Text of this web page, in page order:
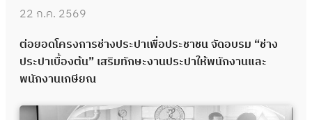
22 ก.ค. 2569
ต่อยอดโครงการช่างประปาเพื่อประชาชน จัดอบรม “ช่าง
ประปาเบื้องต้น” เสริมทักษะงานประปาให้พนักงานและ
พนักงานเกษียณ